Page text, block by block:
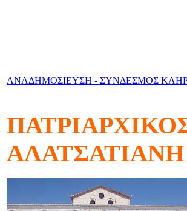
ΑΝΑΔΗΜΟΣΙΕΥΣΗ - ΣΥΝΔΕΣΜΟΣ
ΑΛΑΤΣΑΤΙΑΝΗ